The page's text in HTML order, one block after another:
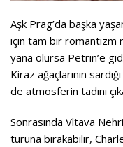
Aşk Prag’da başka
için tam bir romantizm
yana olursa Petrin’e
Kiraz ağaçlarının
de atmosferin tadını
Sonrasında Vltava
turuna bırakabilir,